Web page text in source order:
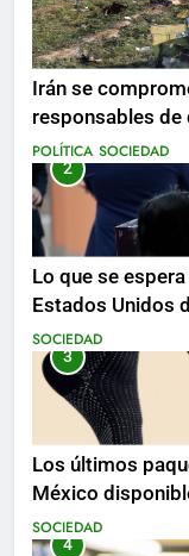
Irán se
responsables de
mientras se
POLÍTICA SOCIEDAD
2
Lo que se
Estados Unidos
SOCIEDAD
3
Los últimos
México
SOCIEDAD
4